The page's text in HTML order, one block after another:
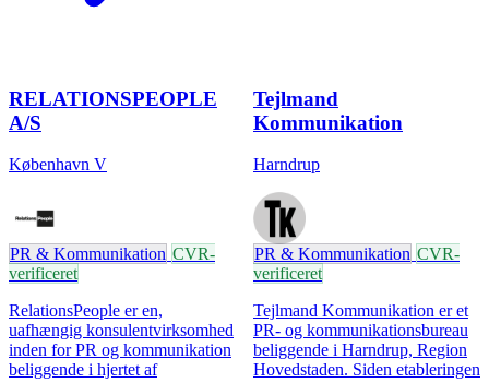
RELATIONSPEOPLE
A/S
København V
PR & Kommunikation CVR-
verificeret
RelationsPeople er en,
uafhængig konsulentvirksomhed
inden for PR og kommunikation
beliggende i hjertet af
Tejlmand
Kommunikation
Harndrup
PR & Kommunikation CVR-
verificeret
Tejlmand Kommunikation er et
PR- og kommunikationsbureau
beliggende i Harndrup, Region
Hovedstaden. Siden etableringen